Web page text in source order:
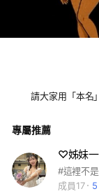
請大家用「本名
專屬推薦
♡姊妹
成員17